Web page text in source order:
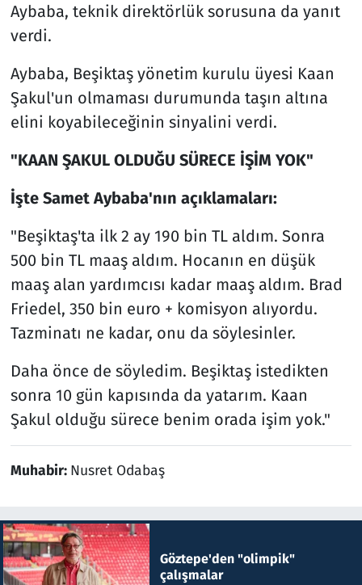
Aybaba, teknik direktörlük sorusuna da yanıt
verdi.
Aybaba, Beşiktaş yönetim kurulu üyesi Kaan
Şakul'un olmaması durumunda taşın altına
elini koyabileceğinin sinyalini verdi.
"KAAN ŞAKUL OLDUĞU SÜRECE İŞİM YOK"
İşte Samet Aybaba'nın açıklamaları:
"Beşiktaş'ta ilk 2 ay 190 bin TL aldım. Sonra
500 bin TL maaş aldım. Hocanın en düşük
maaş alan yardımcısı kadar maaş aldım. Brad
Friedel, 350 bin euro + komisyon alıyordu.
Tazminatı ne kadar, onu da söylesinler.
Daha önce de söyledim. Beşiktaş istedikten
sonra 10 gün kapısında da yatarım. Kaan
Şakul olduğu sürece benim orada işim yok."
Muhabir: Nusret Odabaş
Göztepe'den "olimpik"
çalışmalar